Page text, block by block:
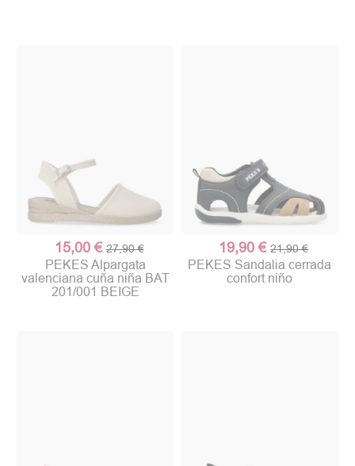
15,00 € 27,90 €
PEKES Alpargata
valenciana cuña niña BAT
201/001 BEIGE
19,90 € 21,90 €
PEKES Sandalia cerrada
confort niño